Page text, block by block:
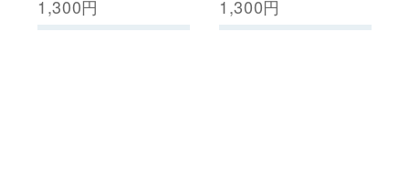
1,300円
1,300円